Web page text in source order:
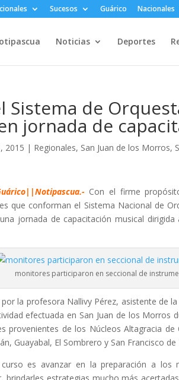
Sucesos Guárico Nacionales
Noticias Deportes
de
jornada de
2015 | Regionales, San Juan de los Morros,
Con el firme
que conforman el Sistema Nacional de
jornada de capacitación musical
monitores participaron en seccional de
la profesora Nallivy Pérez, asistente de
efectuada en San Juan de los Morros
provenientes de los Núcleos Altagracia de
Guayabal, El Sombrero y San Francisco de
es avanzar en la preparación a los